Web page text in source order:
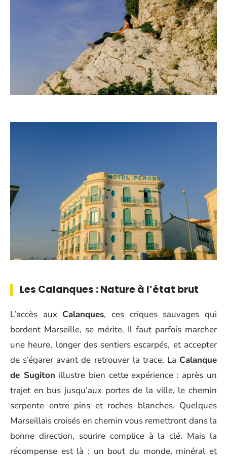
Les Calanques : Nature à l’état brut
L’accès aux Calanques, ces criques sauvages qui
bordent Marseille, se mérite. Il faut parfois marcher
une heure, longer des sentiers escarpés, et accepter
de s’égarer avant de retrouver la trace. La Calanque
de Sugiton illustre bien cette expérience : après un
trajet en bus jusqu’aux portes de la ville, le chemin
serpente entre pins et roches blanches. Quelques
Marseillais croisés en chemin vous remettront dans la
bonne direction, sourire complice à la clé. Mais la
récompense est là : un bout du monde, minéral et